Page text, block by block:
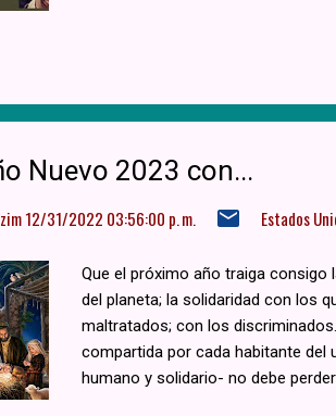
Nuevo 2023 con...
12/31/2022 03:56:00 p. m. Estados
Que el próximo año traiga
del planeta; la solidaridad con los
maltratados; con los
compartida por cada habitante del
humano y solidario- no debe